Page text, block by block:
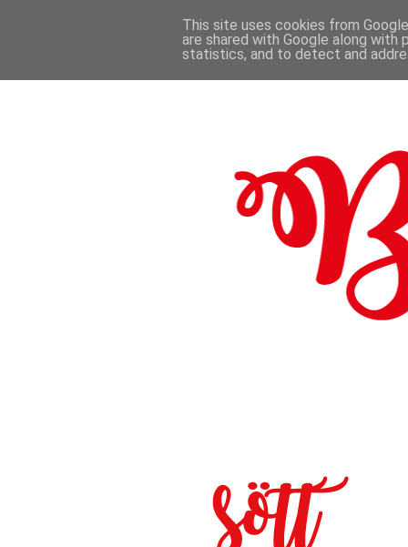
This site uses cookies from
are shared with Google along
statistics, and to detect and